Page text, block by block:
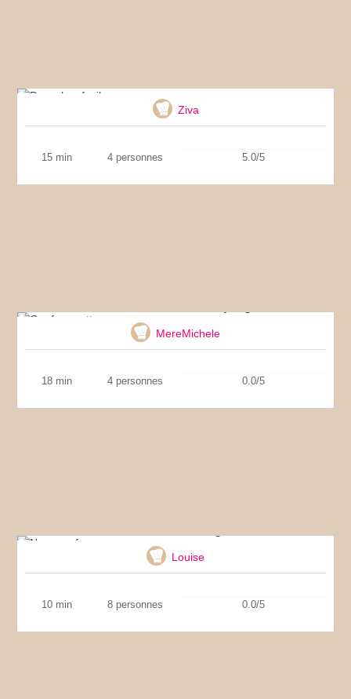
Ziva
15 min 4 personnes 5.0/5
MereMichele
18 min 4 personnes 0.0/5
Louise
10 min 8 personnes 0.0/5